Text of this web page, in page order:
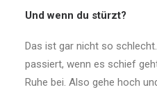
Und wenn du stürzt?
Das ist gar nicht so
passiert, wenn es schief
Ruhe bei. Also gehe hoch